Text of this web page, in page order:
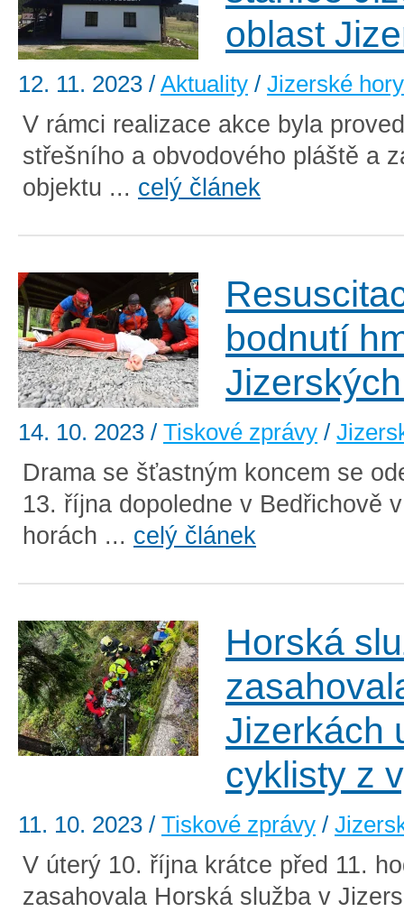
oblast
12. 11. 2023 / Aktuality / Jizerské hory
V rámci realizace akce byla
střešního a obvodového pláště a
objektu ... celý článek
bodnutí
14. 10. 2023 / Tiskové zprávy /
Drama se šťastným koncem se
13. října dopoledne v Bedřichově
horách ... celý článek
Horská
Jizerkách
cyklisty z
11. 10. 2023 / Tiskové zprávy /
V úterý 10. října krátce před 11.
zasahovala Horská služba v